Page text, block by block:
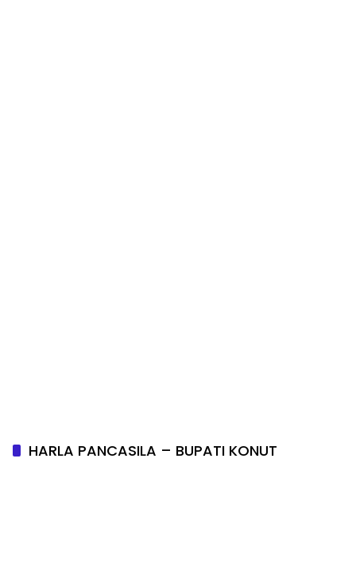
HARLA PANCASILA – BUPATI KONUT